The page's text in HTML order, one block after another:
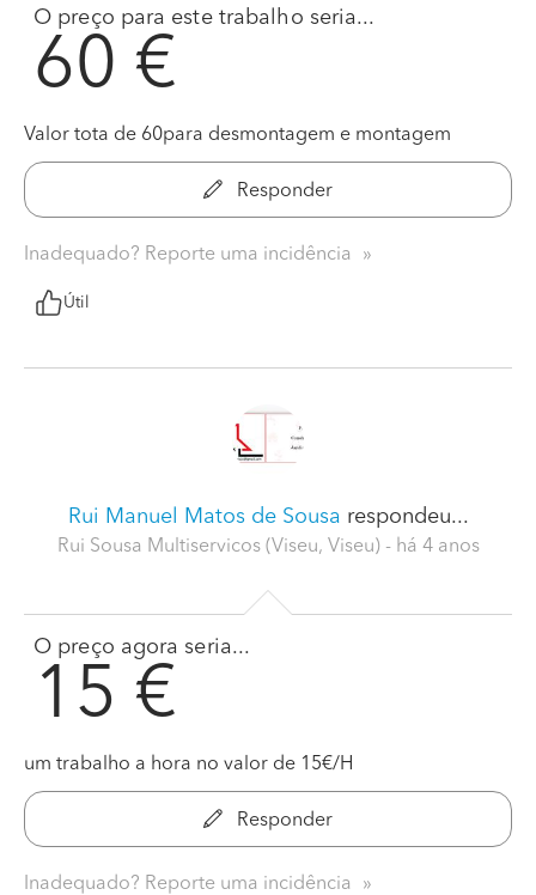
O preço para este trabalho seria...
60 €
Valor tota de 60para desmontagem e montagem
Responder
Inadequado? Reporte uma incidência
Útil
Rui Manuel Matos de Sousa respondeu...
Rui Sousa Multiservicos (Viseu, Viseu) - há 4 anos
O preço agora seria...
15 €
um trabalho a hora no valor de 15€/H
Responder
Inadequado? Reporte uma incidência